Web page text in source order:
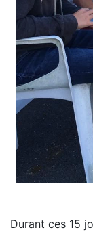
Durant ces 15